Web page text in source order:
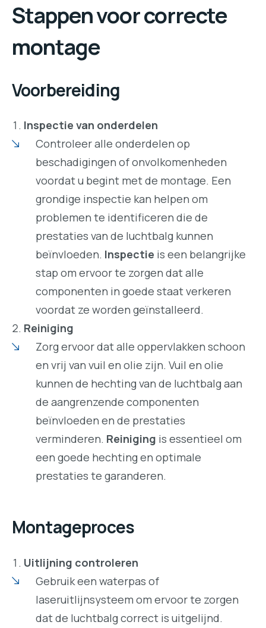
Stappen voor correcte
montage
Voorbereiding
Inspectie van onderdelen
Controleer alle onderdelen op
beschadigingen of onvolkomenheden
voordat u begint met de montage. Een
grondige inspectie kan helpen om
problemen te identificeren die de
prestaties van de luchtbalg kunnen
beïnvloeden. Inspectie is een belangrijke
stap om ervoor te zorgen dat alle
componenten in goede staat verkeren
voordat ze worden geïnstalleerd.
Reiniging
Zorg ervoor dat alle oppervlakken schoon
en vrij van vuil en olie zijn. Vuil en olie
kunnen de hechting van de luchtbalg aan
de aangrenzende componenten
beïnvloeden en de prestaties
verminderen. Reiniging is essentieel om
een goede hechting en optimale
prestaties te garanderen.
Montageproces
Uitlijning controleren
Gebruik een waterpas of
laseruitlijnsysteem om ervoor te zorgen
dat de luchtbalg correct is uitgelijnd.